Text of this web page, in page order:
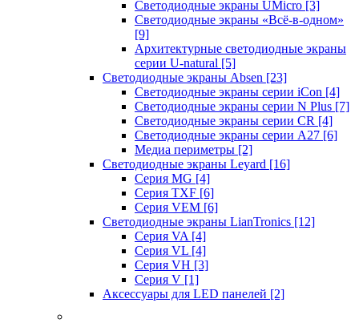
Светодиодные экраны UMicro [3]
Светодиодные экраны «Всё-в-одном»
[9]
Архитектурные светодиодные экраны
серии U-natural [5]
Светодиодные экраны Absen [23]
Светодиодные экраны серии iCon [4]
Светодиодные экраны серии N Plus [7]
Светодиодные экраны серии CR [4]
Светодиодные экраны серии А27 [6]
Медиа периметры [2]
Светодиодные экраны Leyard [16]
Серия MG [4]
Серия TXF [6]
Серия VEM [6]
Светодиодные экраны LianTronics [12]
Серия VA [4]
Серия VL [4]
Серия VH [3]
Серия V [1]
Аксессуары для LED панелей [2]